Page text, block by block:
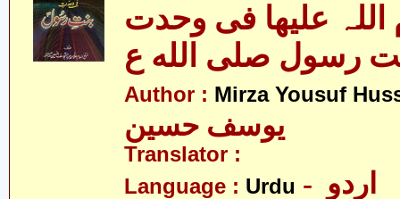
اللہ علیھا فی وحدت
رسول صلى الله ع
Author : Mirza Yousuf
یوسف حسین
Translator :
Language : Urdu